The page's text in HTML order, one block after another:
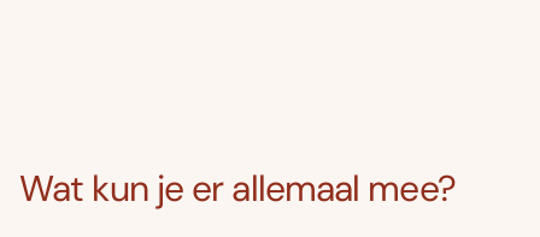
Wat kun je er allemaal mee?